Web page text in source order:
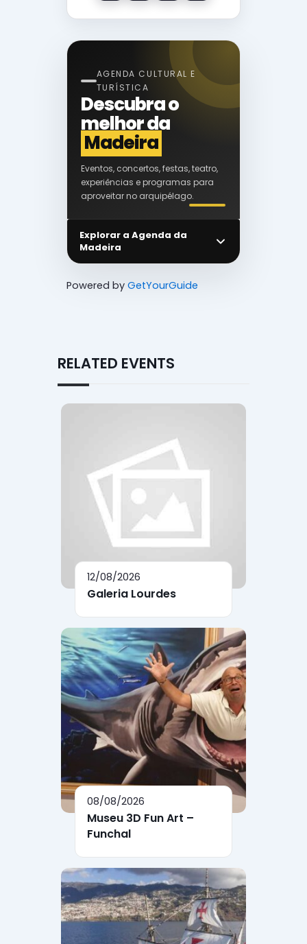
AGENDA CULTURAL E
TURÍSTICA
Descubra o
melhor da
Madeira
Eventos, concertos, festas, teatro,
experiências e programas para
aproveitar no arquipélago.
Explorar a Agenda da
Madeira
Powered by GetYourGuide
RELATED EVENTS
12/08/2026
Galeria Lourdes
08/08/2026
Museu 3D Fun Art –
Funchal